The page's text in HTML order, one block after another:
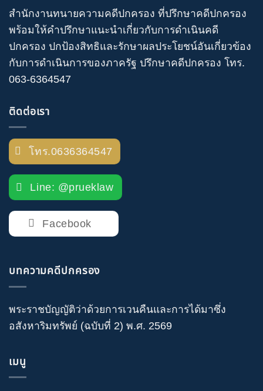
สำนักงานทนายความคดีปกครอง ที่ปรึกษาคดีปกครอง
พร้อมให้คำปรึกษาแนะนำเกี่ยวกับการดำเนินคดี
ปกครอง ปกป้องสิทธิและรักษาผลประโยชน์อันเกี่ยวข้อง
กับการดำเนินการของภาครัฐ ปรึกษาคดีปกครอง โทร.
063-6364547
ติดต่อเรา
โทร.0636364547
Line: @prueklaw
Facebook
บทความคดีปกครอง
พระราชบัญญัติว่าด้วยการเวนคืนและการได้มาซึ่ง
อสังหาริมทรัพย์ (ฉบับที่ 2) พ.ศ. 2569
เมนู